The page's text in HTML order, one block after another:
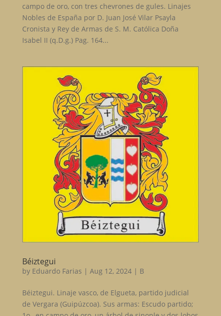
campo de oro, con tres chevrones de gules. Linajes
Nobles de España por D. Juan José Vilar Psayla
Cronista y Rey de Armas de S. M. Católica Doña
Isabel II (q.D.g.) Pag. 164...
Béiztegui
by Eduardo Farias | Aug 12, 2024| B
Béiztegui. Linaje vasco, de Elgueta, partido judicial
de Vergara (Guipúzcoa). Sus armas: Escudo partido;